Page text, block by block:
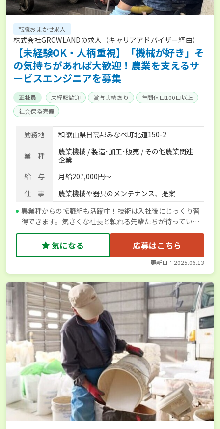
転職おまかせ求人
株式会社GROWLANDの求人（キャリアアドバイザー経由）
【未経験OK・人柄重視】「機械が好き」そ
の気持ちがあれば大歓迎！農業を支えるサ
ービスエンジニアを募集
正社員 未経験歓迎 賞与実績あり
年間休日100日以上
社会保険完備
勤務地 和歌山県日高郡みなべ町北道150-2
業 種
農業機械 / 製造･加工･販売 / その他農業関連
企業
給 与
月給207,000円～
仕 事
農業機械や器具のメンテナンス、提案
異業種からの転職組も活躍中！技術は入社後にじっくり習
得できます。気さくな社長と頼れる先輩たちが待っていま
す！
気になる 応募はこちら
更新日：2025.06.13